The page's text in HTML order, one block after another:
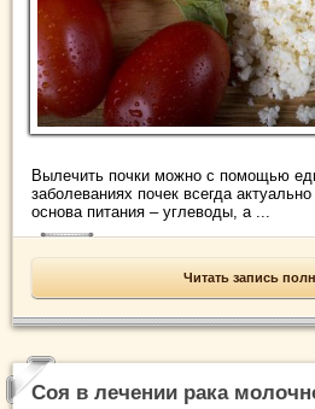
Вылечить почки можно с помощью
заболеваниях почек всегда
основа питания – углеводы, а ...
Читать запись
Соя в лечении рака